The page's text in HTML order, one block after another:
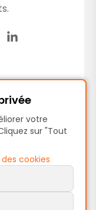
de processus
votre
sur "Tout
cookies